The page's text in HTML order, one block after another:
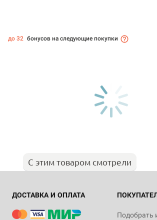
до 32 бонусов на следующие покупки
С этим товаром смотрели
ДОСТАВКА И ОПЛАТА
Подобрать